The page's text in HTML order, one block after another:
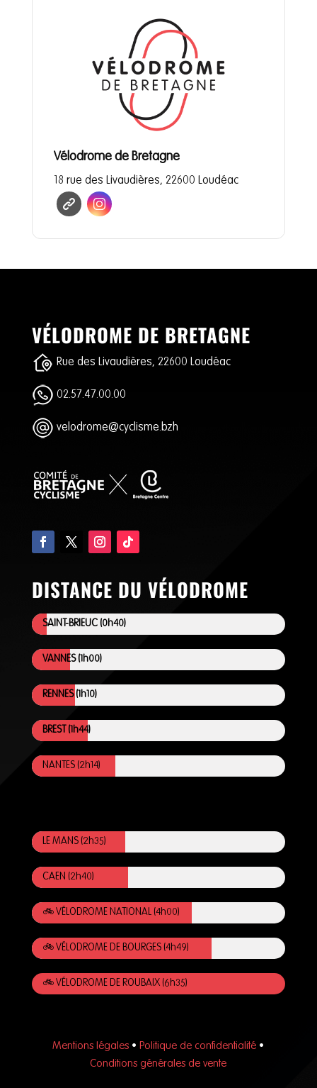
Vélodrome de Bretagne
18 rue des Livaudières, 22600 Loudéac
VÉLODROME DE BRETAGNE
Rue des Livaudières, 22600 Loudéac
02.57.47.00.00
velodrome@cyclisme.bzh
DISTANCE DU VÉLODROME
SAINT-BRIEUC (0h40)
VANNES (1h00)
RENNES (1h10)
BREST (1h44)
NANTES (2h14)
LE MANS (2h35)
CAEN (2h40)
🚲 VÉLODROME NATIONAL (4h00)
🚲 VÉLODROME DE BOURGES (4h49)
🚲 VÉLODROME DE ROUBAIX (6h35)
Mentions légales • Politique de confidentialité •
Conditions générales de vente